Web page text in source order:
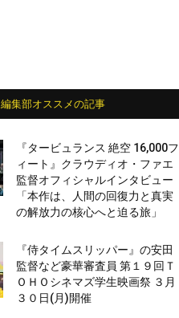
編集部オススメの記事
『タービュランス 絶空 16,000フ
ィート』クラウディオ・ファエ
監督オフィシャルインタビュー
「本作は、人間の回復力と真実
の解放力の核心へと迫る旅」
『侍タイムスリッパー』の安田
監督など豪華審査員 第１９回Ｔ
ＯＨＯシネマズ学生映画祭 ３月
３０日(月)開催